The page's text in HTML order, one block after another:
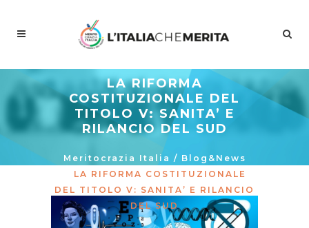
LA RIFORMA
COSTITUZIONALE DEL
TITOLO V: SANITA’ E
RILANCIO DEL SUD
Meritocrazia Italia / Blog&News
LA RIFORMA COSTITUZIONALE
DEL TITOLO V: SANITA’ E RILANCIO
DEL SUD